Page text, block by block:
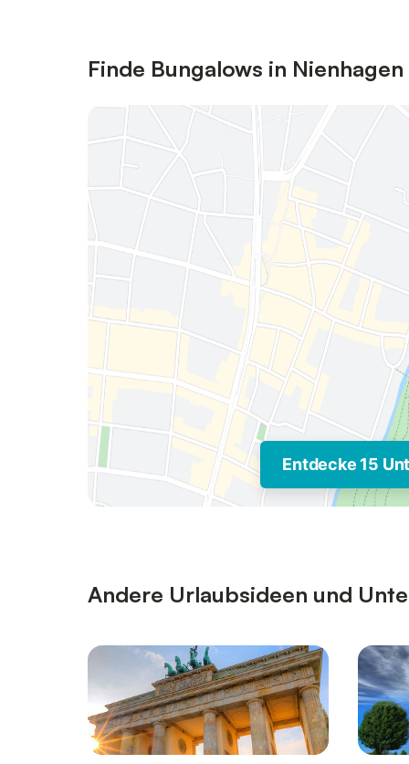
Finde Bungalows in Nienhagen
Entdecke 15
Andere Urlaubsideen und